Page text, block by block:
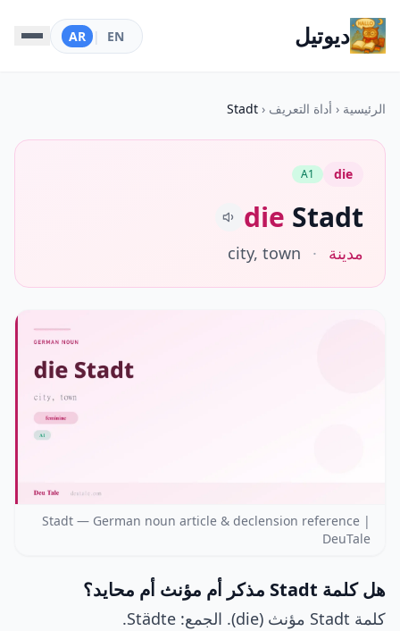
ديوتيل EN
|
AR
الرئيسية ‹ أداة التعريف ‹
Stadt
die
A1
die Stadt
مدينة ·
city, town
Stadt — German noun article & declension reference |
DeuTale
هل كلمة Stadt مذكر أم مؤنث أم محايد؟
كلمة Stadt مؤنث (die). الجمع: Städte.